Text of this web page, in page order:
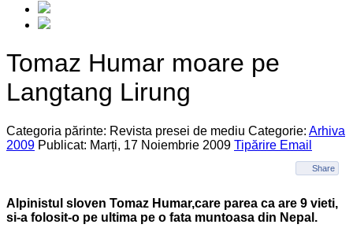
Tomaz Humar moare pe
Langtang Lirung
Categoria părinte: Revista presei de mediu Categorie: Arhiva
2009 Publicat: Marți, 17 Noiembrie 2009 Tipărire Email
Share
Alpinistul sloven Tomaz Humar,care parea ca are 9 vieti,
si-a folosit-o pe ultima pe o fata muntoasa din Nepal.